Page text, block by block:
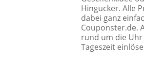
Hingucker. Alle
dabei ganz
Couponster.de.
rund um die Uhr
Tageszeit